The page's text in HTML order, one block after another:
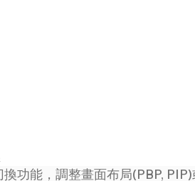
功能，調整畫面布局(PBP,